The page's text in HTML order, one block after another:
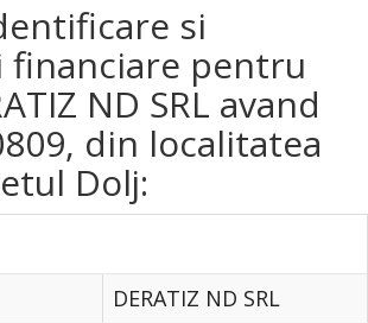
si
pentru
ND SRL avand
din localitatea
Dolj:
DERATIZ ND SRL